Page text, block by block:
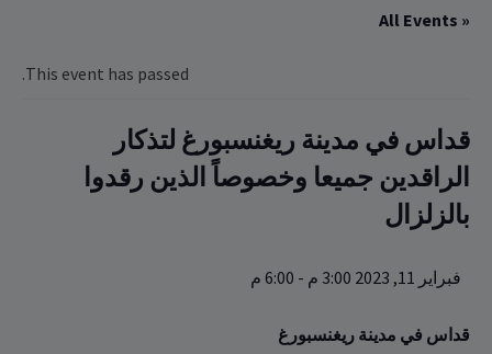
« All Events
This event has passed.
قداس في مدينة ريغنسبورغ لتذكار
الراقدين جميعا وخصوصاً الذين رقدوا
بالزلزال
فبراير 11, 2023 3:00 م - 6:00 م
قداس‏‏ في مدينة ريغنسبورغ